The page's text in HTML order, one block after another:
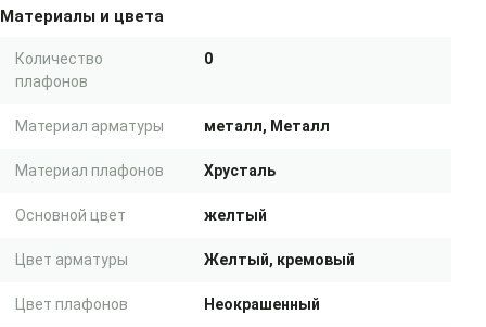
Материалы и цвета
Количество
плафонов
0
Материал арматуры металл, Металл
Материал плафонов Хрусталь
Основной цвет желтый
Цвет арматуры Желтый, кремовый
Цвет плафонов Неокрашенный